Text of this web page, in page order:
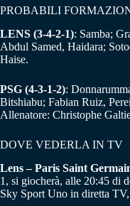
PROBABILI
LENS (3-4-2-1): Samba;
Abdul Samed, Haidara;
Haise.
PSG (4-3-1-2):
Bitshiabu; Fabian Ruiz,
Allenatore: Christophe
DOVE VEDERLA IN TV
Lens – Paris Saint
1, si giocherà, alle 20:45 di
Sky Sport Uno in diretta